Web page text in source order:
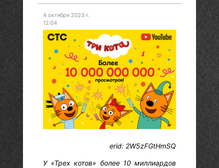
4 октября 2023 г.
12:04
erid: 2W5zFGtHmSQ
У «Трех котов» более 10 миллиардов